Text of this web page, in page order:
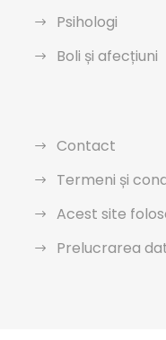
Psihologi
Boli și afecțiuni
Contact
Termeni și
Acest site
Prelucrarea